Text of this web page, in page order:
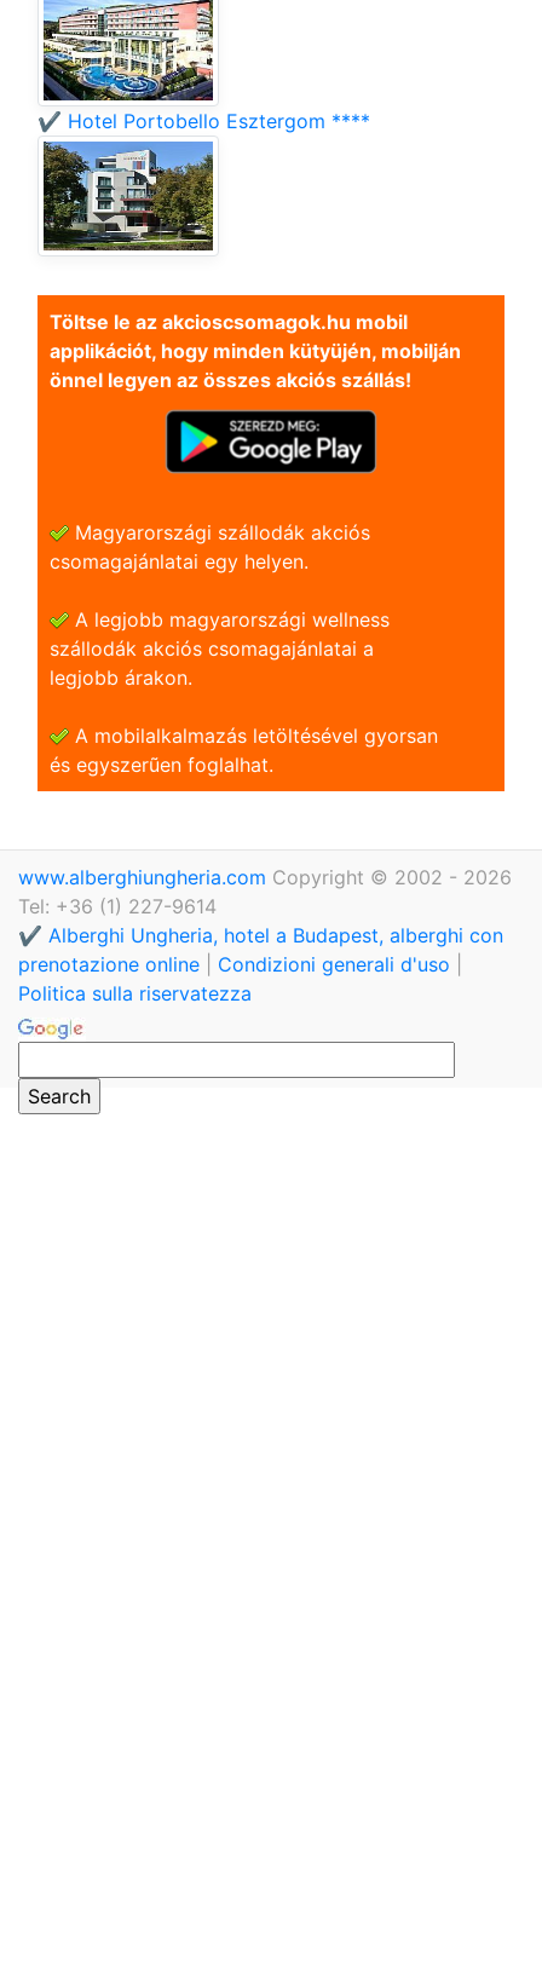
✔️ Hotel Portobello Esztergom ****
Töltse le az akcioscsomagok.hu mobil
applikációt, hogy minden kütyüjén, mobilján
önnel legyen az összes akciós szállás!
Magyarországi szállodák akciós
csomagajánlatai egy helyen.
A legjobb magyarországi wellness
szállodák akciós csomagajánlatai a
legjobb árakon.
A mobilalkalmazás letöltésével gyorsan
és egyszerũen foglalhat.
www.alberghiungheria.com Copyright © 2002 - 2026
Tel: +36 (1) 227-9614
✔️ Alberghi Ungheria, hotel a Budapest, alberghi con
prenotazione online
Condizioni generali d'uso
Politica sulla riservatezza